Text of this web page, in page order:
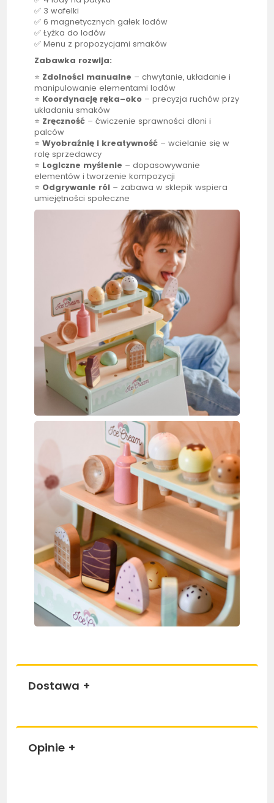
✅ 3 wafelki
✅ 6 magnetycznych gałek lodów
✅ Łyżka do lodów
✅ Menu z propozycjami smaków
Zabawka rozwija:
⭐ Zdolności manualne – chwytanie, układanie i
manipulowanie elementami lodów
⭐ Koordynację ręka–oko – precyzja ruchów przy
układaniu smaków
⭐ Zręczność – ćwiczenie sprawności dłoni i
palców
⭐Wyobraźnię i kreatywność – wcielanie się w
rolę sprzedawcy
⭐ Logiczne myślenie – dopasowywanie
elementów i tworzenie kompozycji
⭐ Odgrywanie ról – zabawa w sklepik wspiera
umiejętności społeczne
Dostawa +
Opinie +